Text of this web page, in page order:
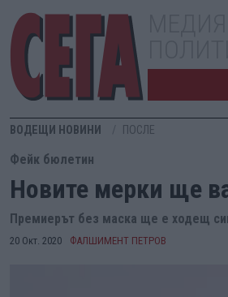
ВОДЕЩИ НОВИНИ ПОСЛЕ
Фейк бюлетин
Новите мерки ще
Премиерът без маска ще е ходещ
20 Окт. 2020 ФАЛШИМЕНТ ПЕТРОВ